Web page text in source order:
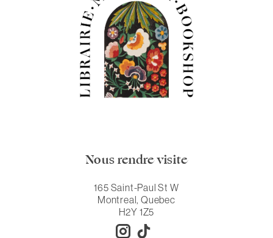
Nous rendre visite
165 Saint-Paul St W
Montreal, Quebec
H2Y 1Z5